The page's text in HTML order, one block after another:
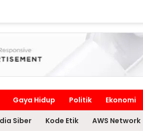
Gaya Hidup Politik Ekonomi
Siber Kode Etik AWS Network